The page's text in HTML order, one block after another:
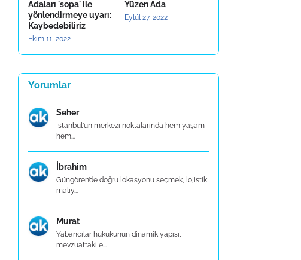
Adaları 'sopa' ile
yönlendirmeye uyarı:
Kaybedebiliriz
Ekim 11, 2022
Yüzen Ada
Eylül 27, 2022
Yorumlar
Seher
İstanbul'un merkezi noktalarında hem yaşam
hem...
İbrahim
Güngören’de doğru lokasyonu seçmek, lojistik
maliy...
Murat
Yabancılar hukukunun dinamik yapısı,
mevzuattaki e...